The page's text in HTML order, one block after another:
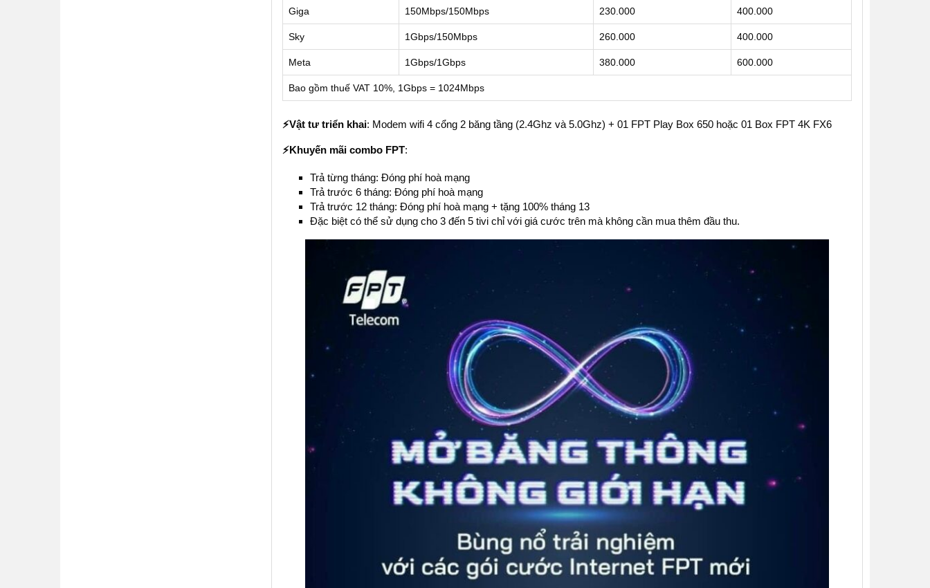
Giga 150Mbps/150Mbps 230.000 400.000
Sky 1Gbps/150Mbps 260.000 400.000
Meta 1Gbps/1Gbps 380.000 600.000
Bao gồm thuế VAT 10%, 1Gbps = 1024Mbps
⚡️Vật tư triển khai: Modem wifi 4 cổng 2 băng tầng (2.4Ghz và 5.0Ghz) + 01 FPT Play Box 650 hoặc 01 Box FPT 4K FX6
⚡️Khuyến mãi combo FPT:
Trả từng tháng: Đóng phí hoà mạng
Trả trước 6 tháng: Đóng phí hoà mạng
Trả trước 12 tháng: Đóng phí hoà mạng + tặng 100% tháng 13
Đặc biệt có thể sử dụng cho 3 đến 5 tivi chỉ với giá cước trên mà không cần mua thêm đầu thu.